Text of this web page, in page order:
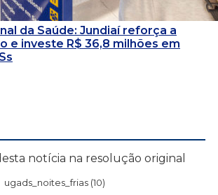
da Saúde: Jundiaí reforça a
e investe R$ 36,8 milhões em
notícia na resolução original
ugads_noites_frias (10)